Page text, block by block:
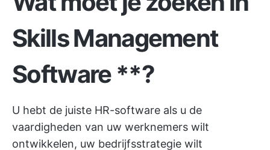
Skills Management
Software**?
U hebt de juiste HR-software als u de
vaardigheden van uw werknemers wilt
ontwikkelen, uw bedrijfsstrategie wilt